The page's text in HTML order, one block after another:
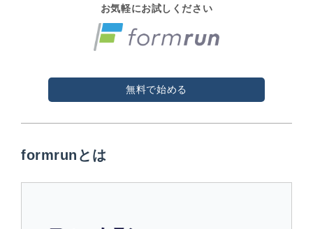
お気軽にお試しください
無料で始める
formrunとは